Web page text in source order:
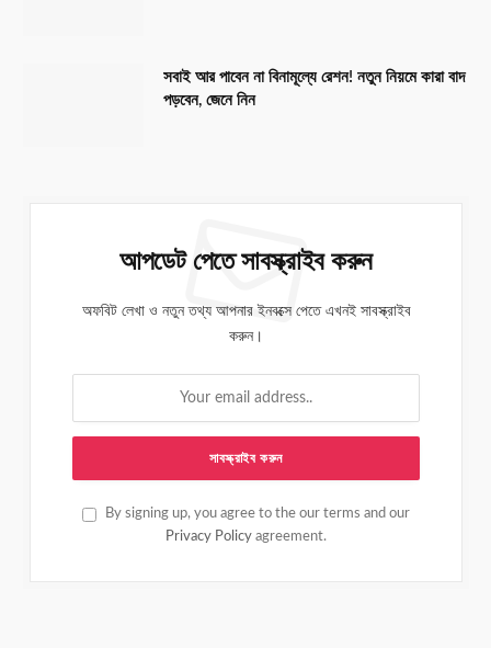
সবাই আর পাবেন না বিনামূল্যে রেশন! নতুন নিয়মে কারা বাদ
পড়বেন, জেনে নিন
আপডেট পেতে সাবস্ক্রাইব করুন
অফবিট লেখা ও নতুন তথ্য আপনার ইনবক্সে পেতে এখনই সাবস্ক্রাইব
করুন।
By signing up, you agree to the our terms and our
Privacy Policy agreement.